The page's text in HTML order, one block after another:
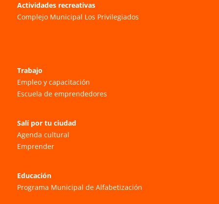
Actividades recreativas
Complejo Municipal Los Privilegiados
Trabajo
Empleo y capacitación
Escuela de emprendedores
Salí por tu ciudad
Agenda cultural
Emprender
Educación
Programa Municipal de Alfabetización